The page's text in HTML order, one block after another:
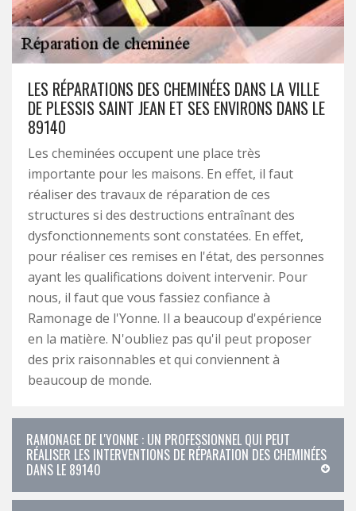
LES RÉPARATIONS DES CHEMINÉES DANS LA VILLE
DE PLESSIS SAINT JEAN ET SES ENVIRONS DANS LE
89140
Les cheminées occupent une place très
importante pour les maisons. En effet, il faut
réaliser des travaux de réparation de ces
structures si des destructions entraînant des
dysfonctionnements sont constatées. En effet,
pour réaliser ces remises en l'état, des personnes
ayant les qualifications doivent intervenir. Pour
nous, il faut que vous fassiez confiance à
Ramonage de l'Yonne. Il a beaucoup d'expérience
en la matière. N'oubliez pas qu'il peut proposer
des prix raisonnables et qui conviennent à
beaucoup de monde.
RAMONAGE DE L'YONNE : UN PROFESSIONNEL QUI PEUT
RÉALISER LES INTERVENTIONS DE RÉPARATION DES CHEMINÉES
DANS LE 89140